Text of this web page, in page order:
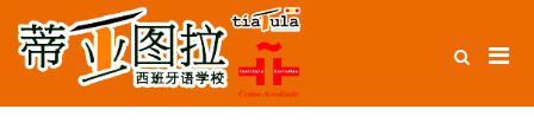
蒂亚图拉西班